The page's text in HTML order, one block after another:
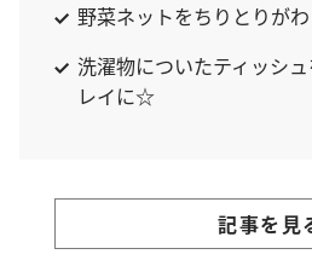
野菜ネットをちりとりがわ
洗濯物についたティッシ
レイに☆
記事を見